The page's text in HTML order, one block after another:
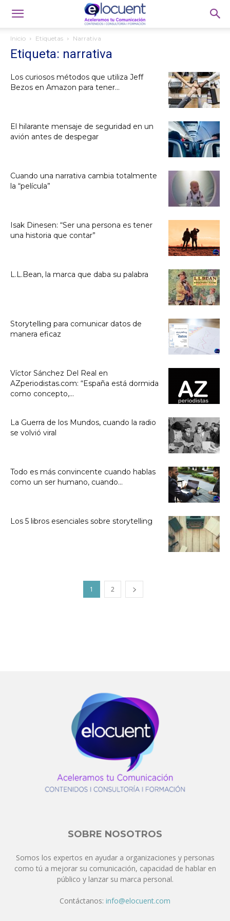
Inicio Etiquetas Narrativa
Etiqueta: narrativa
Los curiosos métodos que utiliza Jeff
Bezos en Amazon para tener...
El hilarante mensaje de seguridad en un
avión antes de despegar
Cuando una narrativa cambia totalmente
la “película”
Isak Dinesen: “Ser una persona es tener
una historia que contar”
L.L.Bean, la marca que daba su palabra
Storytelling para comunicar datos de
manera eficaz
Víctor Sánchez Del Real en
AZperiodistas.com: “España está dormida
como concepto,...
La Guerra de los Mundos, cuando la radio
se volvió viral
Todo es más convincente cuando hablas
como un ser humano, cuando...
Los 5 libros esenciales sobre storytelling
1 2
SOBRE NOSOTROS
Somos los expertos en ayudar a organizaciones y personas
como tú a mejorar su comunicación, capacidad de hablar en
público y lanzar su marca personal.
Contáctanos: info@elocuent.com